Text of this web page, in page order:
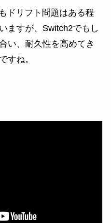
ドリフト問題はある程
ますが、Switch2でもし
い、耐久性を高めてき
すね。